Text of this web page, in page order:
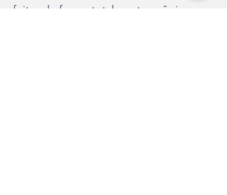
feitas de forma totalmente anônima.